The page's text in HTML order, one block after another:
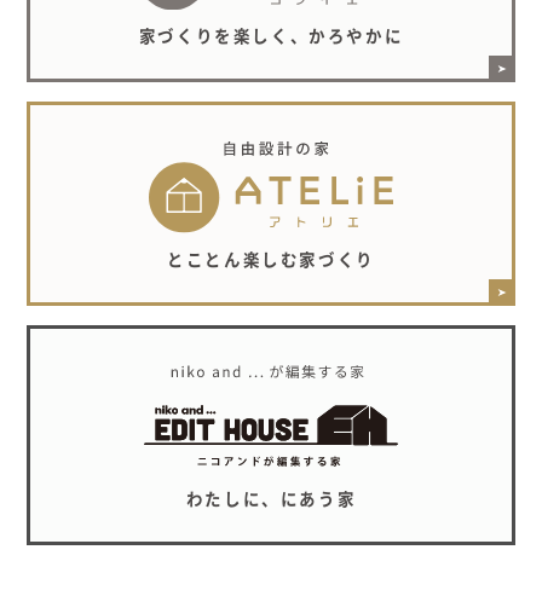
家づくりを楽しく、かろやかに
とことん楽しむ家づくり
わたしに、にあう家